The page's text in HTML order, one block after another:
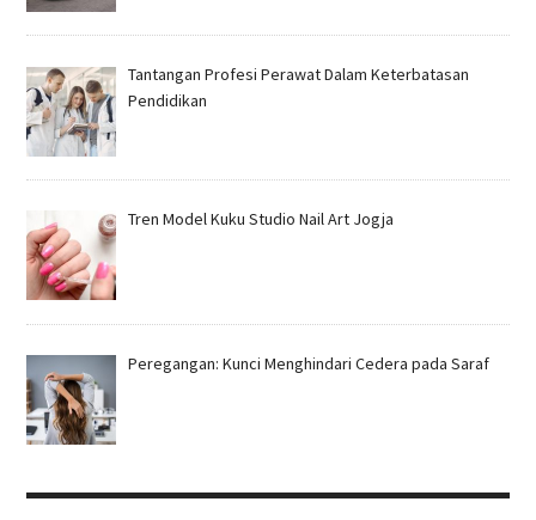
Tantangan Profesi Perawat Dalam Keterbatasan
Pendidikan
Tren Model Kuku Studio Nail Art Jogja
Peregangan: Kunci Menghindari Cedera pada Saraf